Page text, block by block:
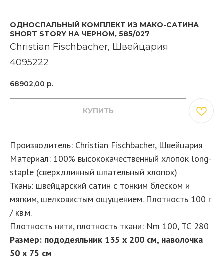
ОДНОСПАЛЬНЫЙ КОМПЛЕКТ ИЗ МАКО-САТИНА
SHORT STORY НА ЧЕРНОМ, 585/027
Christian Fischbacher, Швейцария
4095222
68902,00 р.
КУПИТЬ
Производитель: Christian Fischbacher, Швейцария
Материал: 100% высококачественный хлопок long-
staple (сверхдлинный шпательный хлопок)
Ткань: швейцарский сатин с тонким блеском и
мягким, шелковистым ощущением. Плотность 100 г
/ кв.м.
Плотность нити, плотность ткани: Nm 100, ТС 280
Размер: пододеяльник 135 х 200 см, наволочка
50 х 75 см